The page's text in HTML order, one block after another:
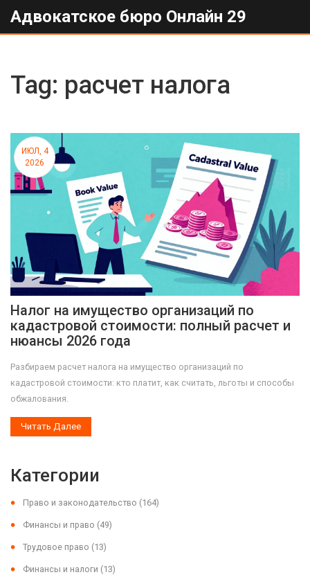
Адвокатское бюро Онлайн 29
Tag: расчет налога
ИЮЛ, 4
2026
Налог на имущество организаций по
кадастровой стоимости: полный расчет и
нюансы 2026 года
Разбираем расчет налога на имущество организаций по
кадастровой стоимости: кто платит, как считать, льготы и способы
обжалования.
Читать Далее
Категории
Право и законодательство (164)
Финансы и право (49)
Трудовое право (13)
Финансы и налоги (13)